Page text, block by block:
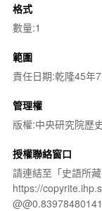
格式
數量:1
範圍
責任日期:乾隆45年
管理權
版權:中央研究院歷
授權聯絡窗口
請連結至「史語所
https://